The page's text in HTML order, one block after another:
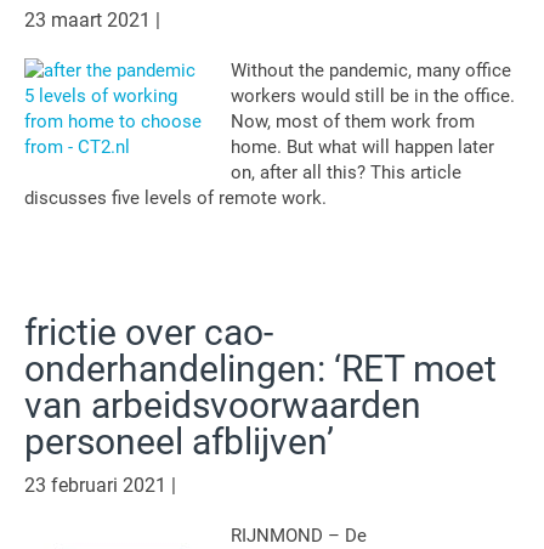
23 maart 2021
Without the pandemic, many office
workers would still be in the office.
Now, most of them work from
home. But what will happen later
on, after all this? This article
discusses five levels of remote work.
frictie over cao-
onderhandelingen: ‘RET moet
van arbeidsvoorwaarden
personeel afblijven’
23 februari 2021
RIJNMOND – De